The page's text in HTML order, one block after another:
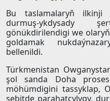
Bu taslamalaryň ilkinji
durmuş-ykdysady
gönükdirilendigi we
goldamak
bellenildi.
Türkmenistan
şol sanda Doha
möhümdigini tassyklap,
sebitde parahatçylygy,